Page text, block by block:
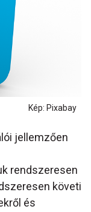
Kép: Pixabay
jellemzően
rendszeresen
követi
és